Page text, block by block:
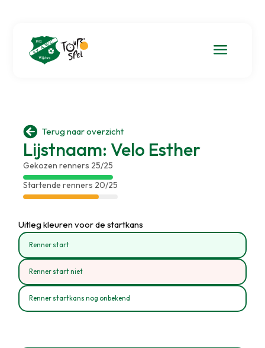
a
 Terug naar overzicht
Lijstnaam: Velo Esther
Gekozen renners 25/25
Startende renners 20/25
Uitleg kleuren voor de startkans
Renner start
Renner start niet
Renner startkans nog onbekend